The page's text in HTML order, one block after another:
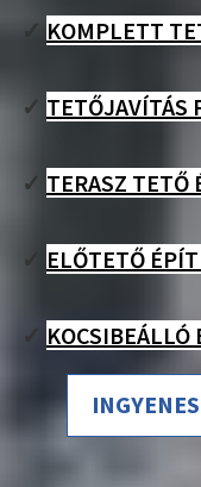
✓ KOMPLETT
✓ TETŐJAVÍTÁS
✓ TERASZ TETŐ
✓ ELŐTETŐ
✓ KOCSIBEÁLLÓ